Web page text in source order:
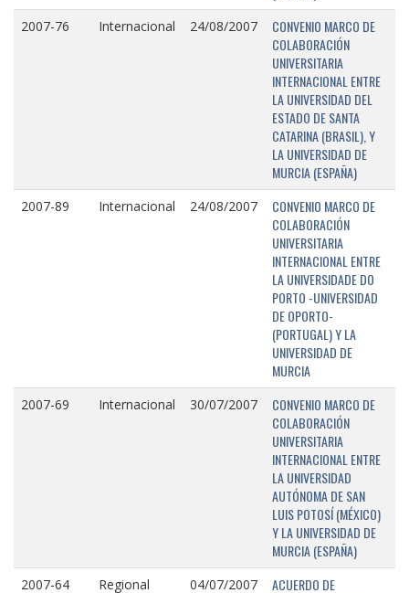
2007-76 Internacional 24/08/2007
CONVENIO MARCO DE
COLABORACIÓN
UNIVERSITARIA
INTERNACIONAL ENTRE
LA UNIVERSIDAD DEL
ESTADO DE SANTA
CATARINA (BRASIL), Y
LA UNIVERSIDAD DE
MURCIA (ESPAÑA)
2007-89 Internacional 24/08/2007
CONVENIO MARCO DE
COLABORACIÓN
UNIVERSITARIA
INTERNACIONAL ENTRE
LA UNIVERSIDADE DO
PORTO -UNIVERSIDAD
DE OPORTO-
(PORTUGAL) Y LA
UNIVERSIDAD DE
MURCIA
2007-69 Internacional 30/07/2007
CONVENIO MARCO DE
COLABORACIÓN
UNIVERSITARIA
INTERNACIONAL ENTRE
LA UNIVERSIDAD
AUTÓNOMA DE SAN
LUIS POTOSÍ (MÉXICO)
Y LA UNIVERSIDAD DE
MURCIA (ESPAÑA)
2007-64 Regional 04/07/2007
ACUERDO DE